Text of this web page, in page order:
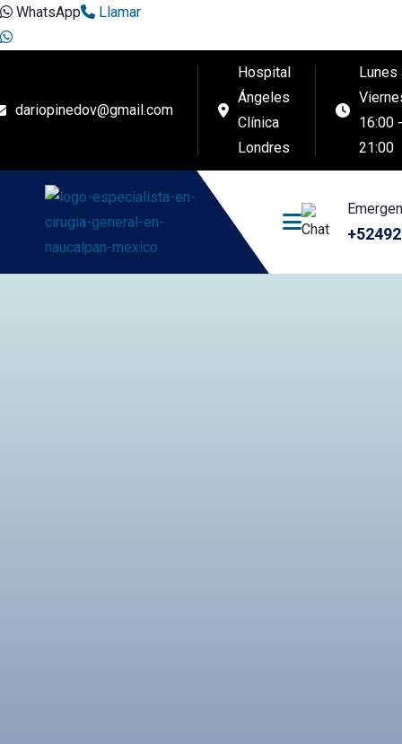
WhatsApp Llamar
dariopinedov@gmail.com
Hospital
Ángeles
Clínica
Londres
Lunes
16:00 -
21:00